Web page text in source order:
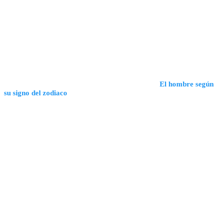
El hombre según
su signo del zodiaco